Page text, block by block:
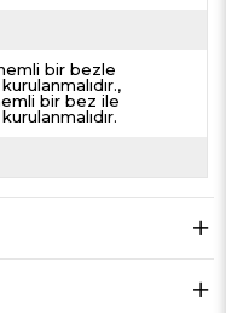
bir bezle
bir bez ile